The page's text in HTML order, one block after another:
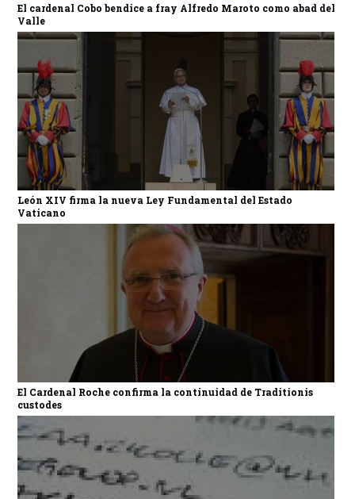
El cardenal Cobo bendice a fray Alfredo Maroto como abad del
Valle
León XIV firma la nueva Ley Fundamental del Estado
Vaticano
El Cardenal Roche confirma la continuidad de Traditionis
custodes